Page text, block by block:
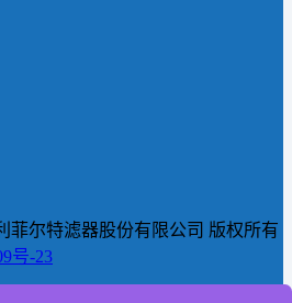
菲尔特滤器股份有限公司 版权所有
号-23